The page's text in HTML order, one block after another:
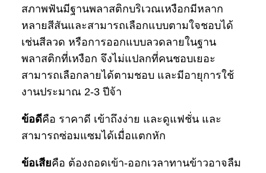
สภาพฟันมีฐานพลาสติกบริเวณเหงือกมีหลาก
หลายสีสันและสามารถเลือกแบบตามใจชอบได้
เช่นสีลวด หรือการออกแบบลวดลายในฐาน
พลาสติกที่เหงือก จึงไม่แปลกที่คนชอบเยอะ
สามารถเลือกลายได้ตามชอบ และมีอายุการใช้
งานประมาณ 2-3 ปีจ้า
ข้อดีคือ ราคาดี เข้าถึงง่าย และดูแฟชั่น และ
สามารถซ่อมแซมได้เมื่อแตกหัก
ข้อเสียคือ ต้องถอดเข้า-ออกเวลาทานข้าวอาจลืม